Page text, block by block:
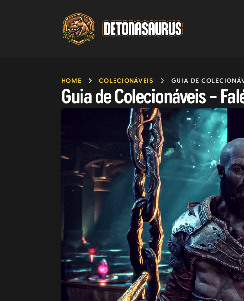
HOME COLECIONÁVEIS GUIA DE COLECIONÁVEIS –
Guia de Colecionáveis –